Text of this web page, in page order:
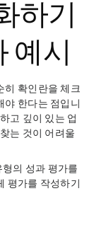
하기
예시
히 확인란을 체크
야 한다는 점입니
고 깊이 있는 업
는 것이 어려울
의 성과 평가를
평가를 작성하기